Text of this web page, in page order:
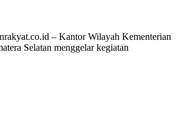
– Kantor Wilayah Kementerian
Selatan menggelar kegiatan